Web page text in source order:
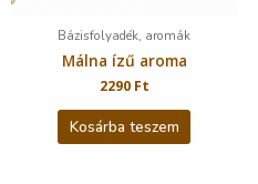
Bázisfolyadék, aromák
Málna ízű aroma
2290 Ft
Kosárba teszem